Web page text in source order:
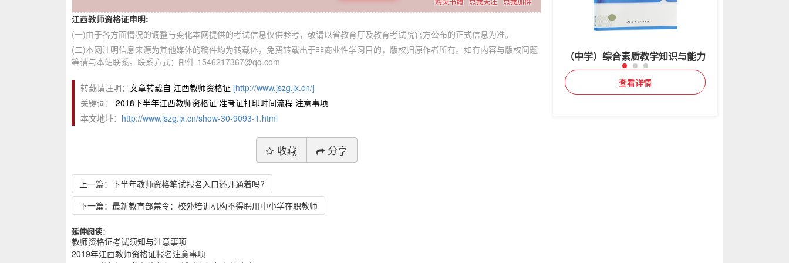
江西教师资格证申明:
(一)由于各方面情况的调整与变化本网提供的考试信息仅供参考，敬请以省教育厅及教育考试院官方公布的正式信息为准。
(二)本网注明信息来源为其他媒体的稿件均为转载体，免费转载出于非商业性学习目的，版权归原作者所有。如有内容与版权问题
等请与本站联系。联系方式：邮件 1546217367@qq.com
转载请注明： 文章转载自 江西教师资格证 [http://www.jszg.jx.cn/]
关键词：
2018下半年江西教师资格证 准考证打印时间流程 注意事项
本文地址： http://www.jszg.jx.cn/show-30-9093-1.html
收藏 分享
上一篇：下半年教师资格笔试报名入口还开通着吗?
下一篇：最新教育部禁令：校外培训机构不得聘用中小学在职教师
延伸阅读：
教师资格证考试须知与注意事项
2019年江西教师资格证报名注意事项
（中学）综合素质教学知识与能力
查看详情